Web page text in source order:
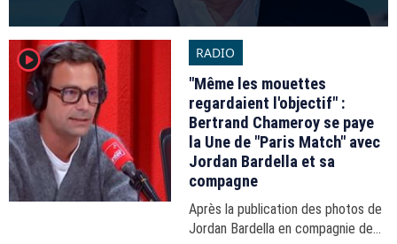
player2 RADIO
"Même les mouettes
regardaient l'objectif" :
Bertrand Chameroy se paye
la Une de "Paris Match" avec
Jordan Bardella et sa
compagne
Après la publication des photos de
Jordan Bardella en compagnie de